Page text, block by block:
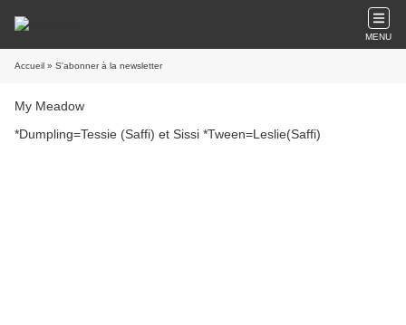
MENU
Accueil » S'abonner à la newsletter
My Meadow
*Dumpling=Tessie (Saffi) et Sissi *Tween=Leslie(Saffi)